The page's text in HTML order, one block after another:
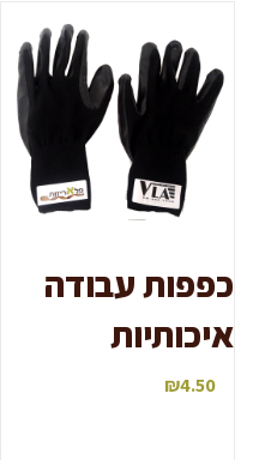
כפפות עבודה
איכותיות
₪4.50